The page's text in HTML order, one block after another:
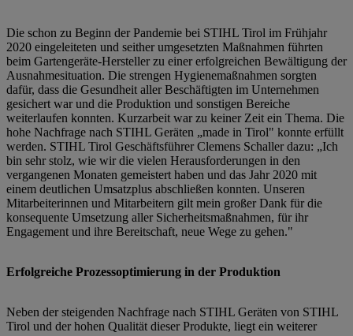
Die schon zu Beginn der Pandemie bei STIHL Tirol im Frühjahr
2020 eingeleiteten und seither umgesetzten Maßnahmen führten
beim Gartengeräte-Hersteller zu einer erfolgreichen Bewältigung der
Ausnahmesituation. Die strengen Hygienemaßnahmen sorgten
dafür, dass die Gesundheit aller Beschäftigten im Unternehmen
gesichert war und die Produktion und sonstigen Bereiche
weiterlaufen konnten. Kurzarbeit war zu keiner Zeit ein Thema. Die
hohe Nachfrage nach STIHL Geräten „made in Tirol" konnte erfüllt
werden. STIHL Tirol Geschäftsführer Clemens Schaller dazu: „Ich
bin sehr stolz, wie wir die vielen Herausforderungen in den
vergangenen Monaten gemeistert haben und das Jahr 2020 mit
einem deutlichen Umsatzplus abschließen konnten. Unseren
Mitarbeiterinnen und Mitarbeitern gilt mein großer Dank für die
konsequente Umsetzung aller Sicherheitsmaßnahmen, für ihr
Engagement und ihre Bereitschaft, neue Wege zu gehen."
Erfolgreiche Prozessoptimierung in der Produktion
Neben der steigenden Nachfrage nach STIHL Geräten von STIHL
Tirol und der hohen Qualität dieser Produkte, liegt ein weiterer